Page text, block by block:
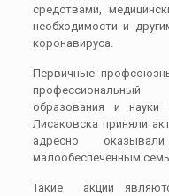
средствами,
необходимости и
коронавируса.
Первичные
профессиональный
образования и науки
Лисаковска приняли
адресно
малообеспеченным
Такие акции